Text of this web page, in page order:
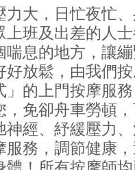
力大，日忙夜忙
上班及出差的人
喘息的地方，讓
好放鬆，由我們
的上門按摩服
，免卻舟車勞頓
神經、紓緩壓力
服務，調節健康